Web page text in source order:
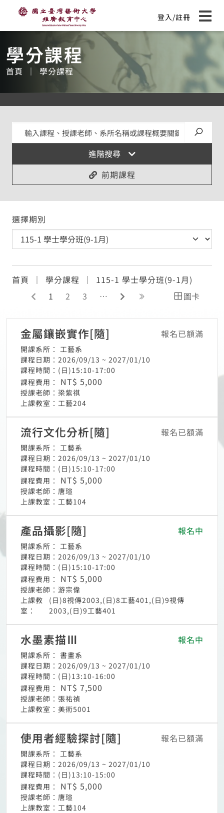
內
容
國立臺灣藝術大學推廣教育中心
登入/註冊
展開
:::
學分課程
首頁 學分課程
送出搜
進階搜尋
前期課程
選擇期別
首頁 學分課程
115-1 學士學分班(9-1月)
前往上一頁
1 2 3 … 前往下一頁連結至最後一頁
圖卡
金屬鑲嵌實作[隨] 報名已額滿
開課系所： 工藝系
課程日期： 2026/09/13 ~ 2027/01/10
課程時間： (日)15:10-17:00
課程費用：
NT$ 5,000
授課老師： 梁紫祺
上課教室： 工藝204
流行文化分析[隨] 報名已額滿
開課系所： 工藝系
課程日期： 2026/09/13 ~ 2027/01/10
課程時間： (日)15:10-17:00
課程費用：
NT$ 5,000
授課老師： 唐瑄
上課教室： 工藝104
產品攝影[隨] 報名中
開課系所： 工藝系
課程日期： 2026/09/13 ~ 2027/01/10
課程時間： (日)15:10-17:00
課程費用：
NT$ 5,000
授課老師： 游宗偉
上課教
室：
(日)8視傳2003,(日)8工藝401,(日)9視傳
2003,(日)9工藝401
水墨素描Ⅲ 報名中
開課系所： 書畫系
課程日期： 2026/09/13 ~ 2027/01/10
課程時間： (日)13:10-16:00
課程費用：
NT$ 7,500
授課老師： 張祐禎
上課教室： 美術5001
使用者經驗探討[隨] 報名已額滿
開課系所： 工藝系
課程日期： 2026/09/13 ~ 2027/01/10
課程時間： (日)13:10-15:00
課程費用：
NT$ 5,000
授課老師： 唐瑄
上課教室： 工藝104